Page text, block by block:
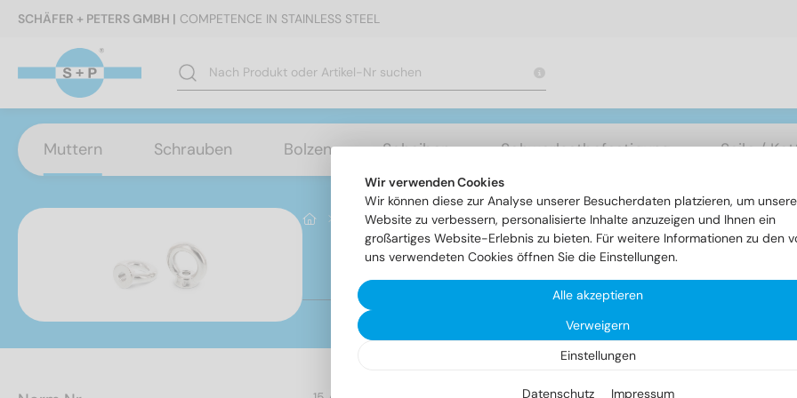
SCHÄFER + PETERS GMBH | COMPETENCE IN STAINLESS STEEL
Muttern Schrauben Bolzen Scheiben Schwerlastbefestigung Seile /
Muttern Ringmuttern Artikel 582 - Ringmuttern gegossene Ausführung
Artikel 582 - Ringmuttern
Wir verwenden Cookies
Wir können diese zur Analyse unserer Besucherdaten platzieren, um unsere
Website zu verbessern, personalisierte Inhalte anzuzeigen und Ihnen ein
großartiges Website-Erlebnis zu bieten. Für weitere Informationen zu den
uns verwendeten Cookies öffnen Sie die Einstellungen.
Alle akzeptieren
Verweigern
Einstellungen
Datenschutz Impressum